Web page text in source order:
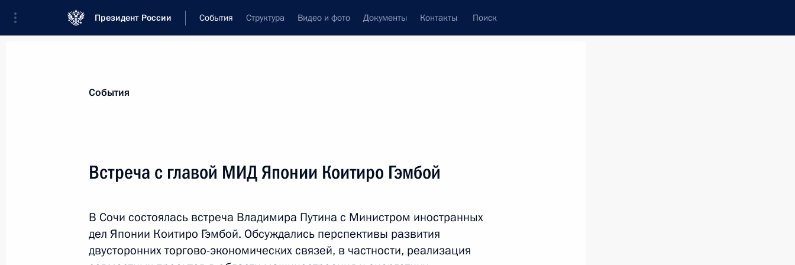
Президент России События Структура Видео и фото Документы Контакты Поиск
Новости
30 июля 2012 года, 15:00
События
Встреча с главой МИД Японии Коитиро Гэмбой
В Сочи состоялась встреча Владимира Путина с Министром иностранных
дел Японии Коитиро Гэмбой. Обсуждались перспективы развития
двусторонних торгово-экономических связей, в частности, реализация